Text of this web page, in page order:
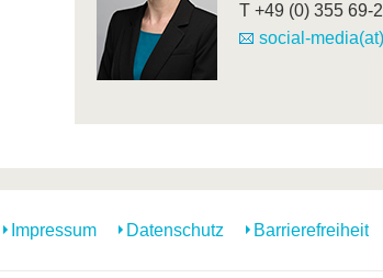
T +49 (0) 355 69-
social-
Impressum Datenschutz Barrierefreiheit